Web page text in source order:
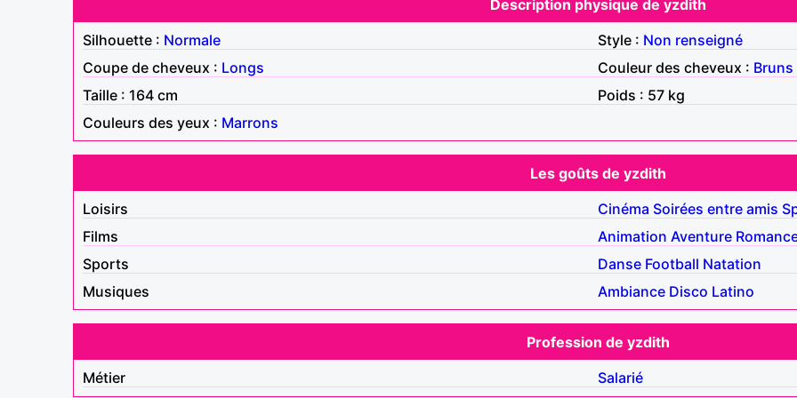
Description physique de yzdith
Silhouette : Normale Style : Non renseigné
Coupe de cheveux : Longs Couleur des cheveux : Bruns
Taille : 164 cm
Poids : 57 kg
Couleurs des yeux : Marrons
Les goûts de yzdith
Loisirs
Cinéma Soirées entre amis
Films
Animation Aventure
Sports
Danse Football Natation
Musiques
Ambiance Disco Latino
Profession de yzdith
Métier
Salarié